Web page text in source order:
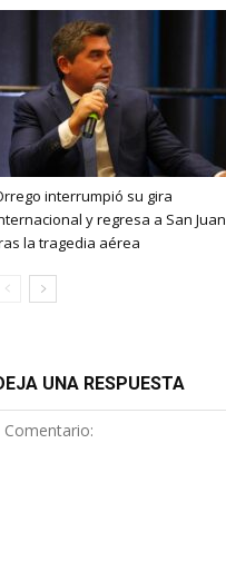
interrumpió su gira
y regresa a San Juan
la tragedia aérea
UNA RESPUESTA